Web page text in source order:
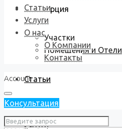
Коммерция
Участки
Помещения и Отели
Статьи
Услуги
Статьи
Услуги
О нас
О Компании
Контакты
Account
Консультация